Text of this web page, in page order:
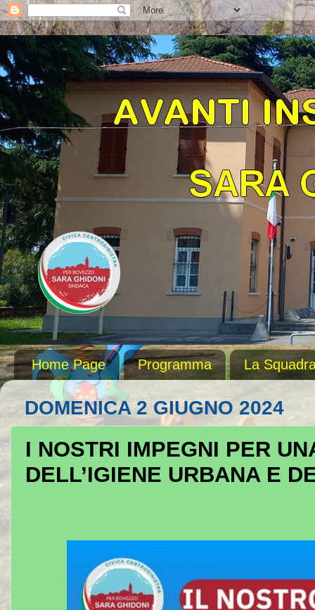
Home Page Programma La
DOMENICA 2 GIUGNO 2024
I NOSTRI IMPEGNI PER
DELL’IGIENE URBANA E